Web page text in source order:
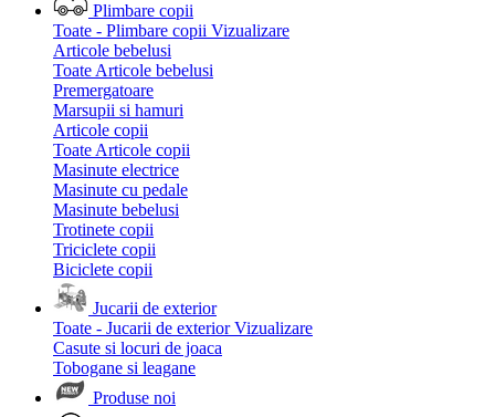
Plimbare copii
Toate - Plimbare copii Vizualizare
Articole bebelusi
Toate Articole bebelusi
Premergatoare
Marsupii si hamuri
Articole copii
Toate Articole copii
Masinute electrice
Masinute cu pedale
Masinute bebelusi
Trotinete copii
Triciclete copii
Biciclete copii
Jucarii de exterior
Toate - Jucarii de exterior Vizualizare
Casute si locuri de joaca
Tobogane si leagane
Produse noi